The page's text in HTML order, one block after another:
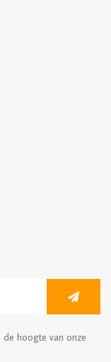
hoogte van onze